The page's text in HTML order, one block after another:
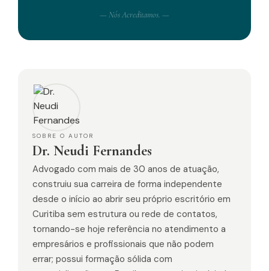
— Nós Acreditamos. —
SOBRE O AUTOR
Dr. Neudi Fernandes
Advogado com mais de 30 anos de atuação,
construiu sua carreira de forma independente
desde o início ao abrir seu próprio escritório em
Curitiba sem estrutura ou rede de contatos,
tornando-se hoje referência no atendimento a
empresários e profissionais que não podem
errar; possui formação sólida com